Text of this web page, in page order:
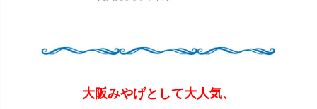
大阪みやげとして大人気、